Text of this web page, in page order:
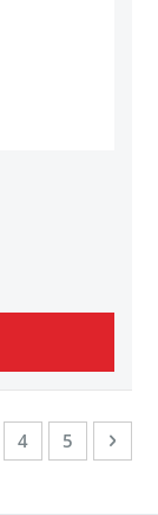
Seite
Seite
4 Seite
5 Seite